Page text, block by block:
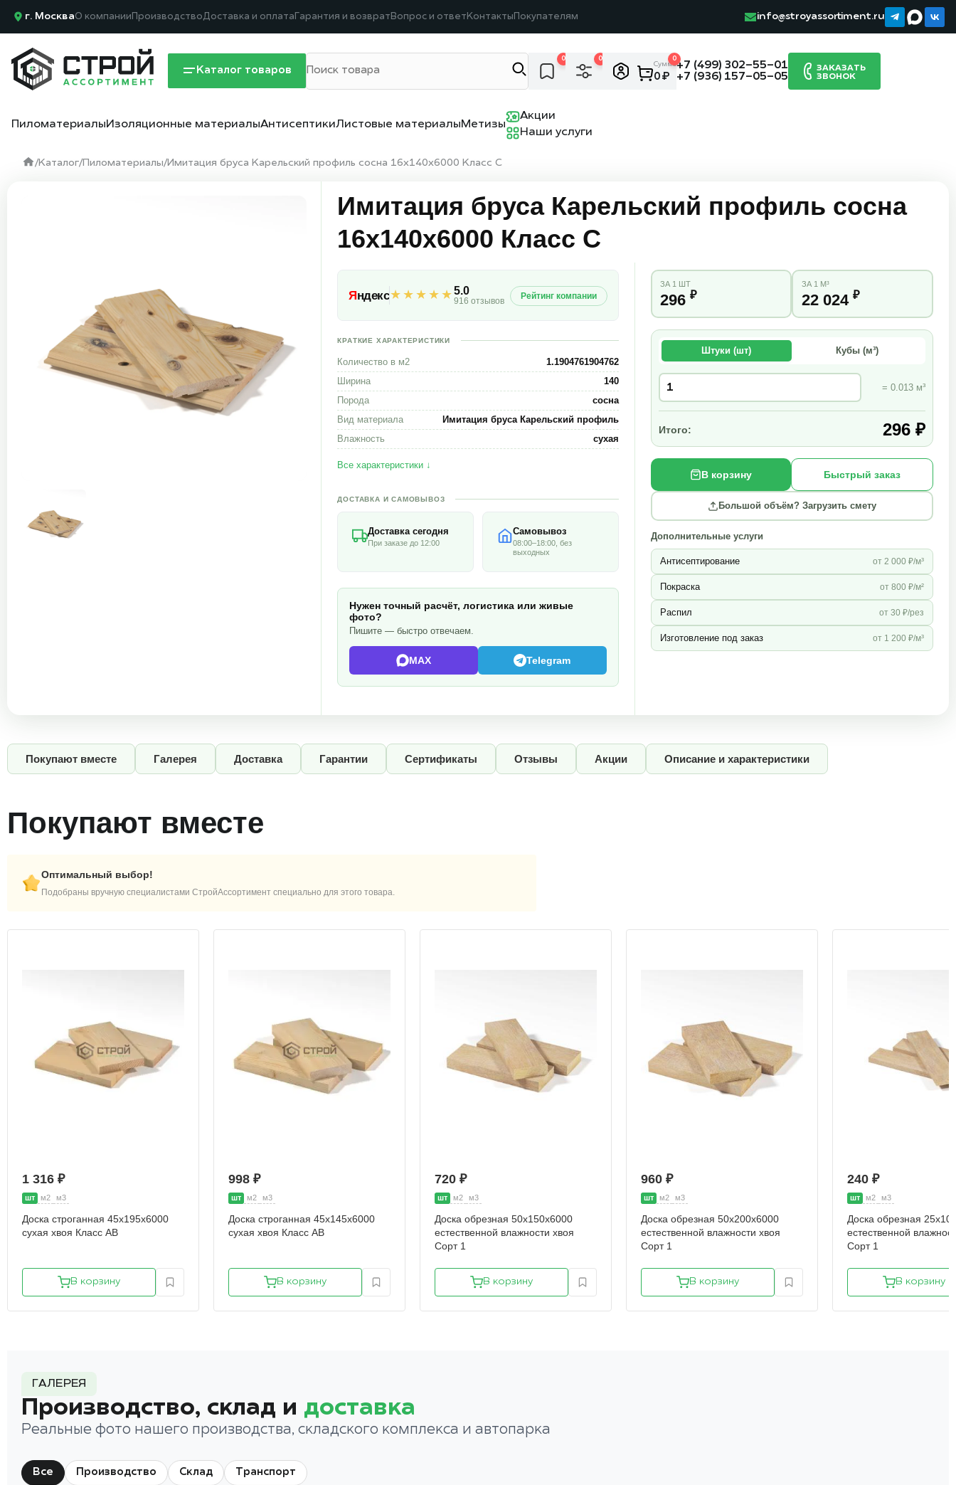
г. МоскваО компании ПроизводствоДоставка и оплата Гарантия и возврат Вопрос и ответ Контакты Покупателям info@stroyassortiment.ru
Каталог товаров
0 0 0
Сумма:
0 ₽
+7 (499) 302-55-01
+7 (936) 157-05-05
ЗАКАЗАТЬ
ЗВОНОК
ПиломатериалыИзоляционные материалыАнтисептикиЛистовые материалыМетизы
Акции
Наши услуги
/Каталог/Пиломатериалы/Имитация бруса Карельский профиль сосна 16х140х6000 Класс С
Имитация бруса Карельский профиль сосна
16х140х6000 Класс С
Яндекс★★★★★5.0
916 отзывов Рейтинг компании
КРАТКИЕ ХАРАКТЕРИСТИКИ
Количество в м2
1.1904761904762
Ширина
140
Порода
сосна
Вид материала
Имитация бруса Карельский профиль
Влажность
сухая
Все характеристики ↓
ЗА 1 ШТ
296₽
ЗА 1 М³
22 024 ₽
Штуки (шт) Кубы (м³)
= 0.013 м³
Итого: 296 ₽
В корзину Быстрый заказ
Большой объём? Загрузить смету
Дополнительные услуги
Антисептирование от 2 000 ₽/м³
Покраска от 800 ₽/м²
Распил от 30 ₽/рез
Изготовление под заказ от 1 200 ₽/м³
ДОСТАВКА И САМОВЫВОЗ
Доставка сегодня
При заказе до 12:00
Самовывоз
08:00–18:00, без
выходных
Нужен точный расчёт, логистика или живые
фото?
Пишите — быстро отвечаем.
MAX Telegram
Покупают вместе Галерея Доставка Гарантии Сертификаты Отзывы Акции Описание и характеристики
Покупают вместе
Оптимальный выбор!
Подобраны вручную специалистами СтройАссортимент специально для этого товара.
1 316 ₽
шт м2 м3
Доска строганная 45х195х6000
сухая хвоя Класс АВ
В корзину
998 ₽
шт м2 м3
Доска строганная 45х145х6000
сухая хвоя Класс АВ
В корзину
720 ₽
шт м2 м3
Доска обрезная 50х150х6000
естественной влажности хвоя
Сорт 1
В корзину
960 ₽
шт м2 м3
Доска обрезная 50х200х6000
естественной влажности хвоя
Сорт 1
В корзину
240 ₽
шт м2 м3
Доска обрезная
естественной
Сорт 1
В корзину
ГАЛЕРЕЯ
Производство, склад и доставка
Реальные фото нашего производства, складского комплекса и автопарка
Все Производство Склад Транспорт